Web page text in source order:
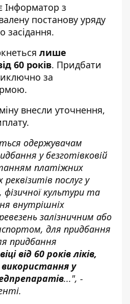
Інформатор з
постанову уряду
засідання.
лише
60 років. Придбати
за
внесли уточнення,
одержувачам
у безготівковій
платіжних
послуг у
фізичної культури та
внутрішніх
залізничним або
для придбання
придбання
від 60 років ліків,
у
...", -